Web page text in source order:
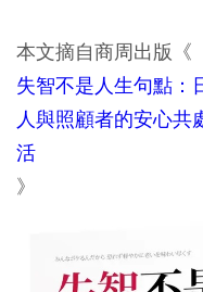
本文摘自商周出版《
失智不是人生句點：
人與照顧者的安心共
活
》